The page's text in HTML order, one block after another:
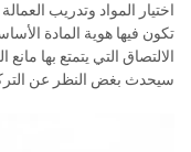
اختيار المواد وتدريب
تكون فيها هوية المادة
سيحدث بغض النظر عن